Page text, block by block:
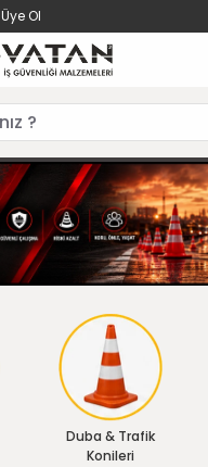
Üye Ol
Duba & Trafik
Konileri